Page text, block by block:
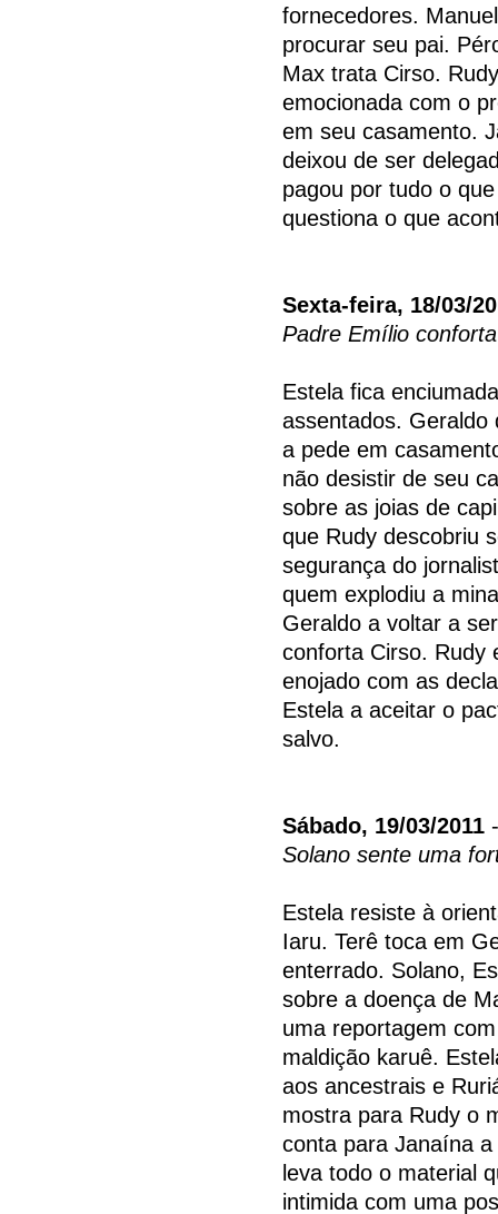
fornecedores.
procurar seu pai.
Max trata Cirso.
emocionada com o
em seu casamento.
deixou de ser
pagou por tudo o
questiona o que
Sexta-feira, 18/03/
Padre Emílio
Estela fica
assentados. Geraldo
a pede em
não desistir de seu
sobre as joias de
que Rudy descobriu
segurança do
quem explodiu a
Geraldo a voltar a
conforta Cirso. Rudy
enojado com as
Estela a aceitar o
salvo.
Sábado, 19/03/2011
Solano sente uma
Estela resiste à
Iaru. Terê toca em
enterrado. Solano,
sobre a doença de
uma reportagem
maldição karuê.
aos ancestrais e
mostra para Rudy o
conta para Janaína
leva todo o material
intimida com uma